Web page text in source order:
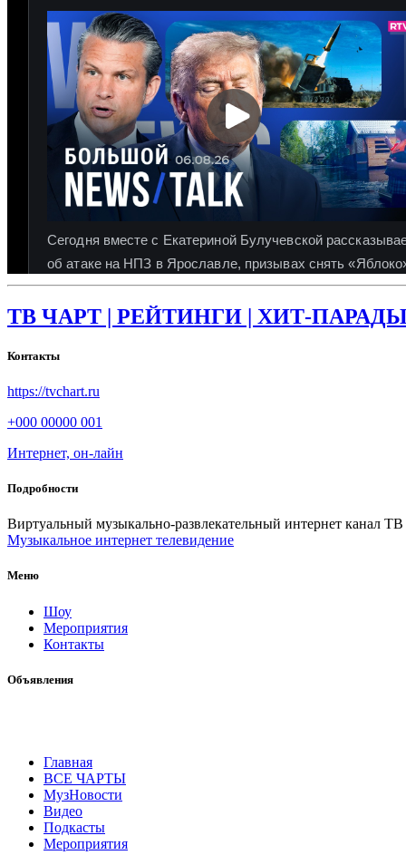
ТВ ЧАРТ | РЕЙТИНГИ | ХИТ-
Контакты
https://tvchart.ru
+000 00000 001
Интернет, он-лайн
Подробности
Виртуальный музыкально-развлекательный интернет канал
Музыкальное интернет телевидение
Меню
Шоу
Мероприятия
Контакты
Объявления
Главная
ВСЕ ЧАРТЫ
МузНовости
Видео
Подкасты
Мероприятия